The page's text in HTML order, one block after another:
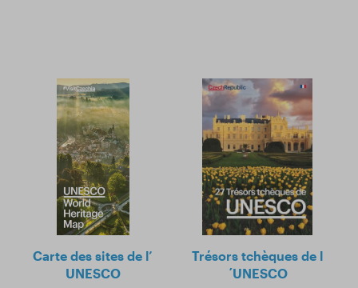
Carte des sites de l’
UNESCO
Trésors tchèques de l
´UNESCO